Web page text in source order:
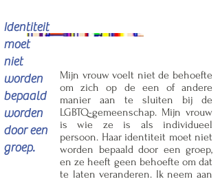
Identiteit
moet
niet
worden
bepaald
worden
door een
groep.
Mijn vrouw voelt niet de behoefte
om zich op de een of andere
manier aan te sluiten bij de
LGBTQ-gemeenschap. Mijn vrouw
is wie ze is als individueel
persoon. Haar identiteit moet niet
worden bepaald door een groep,
en ze heeft geen behoefte om dat
te laten veranderen. Ik neem aan